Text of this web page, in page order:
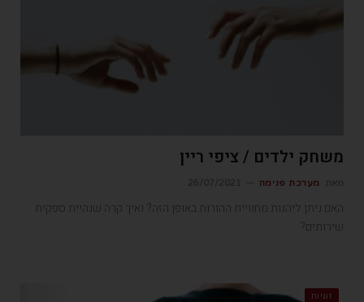
משחק ילדים / ציפי ריין
מערכת פנימה
האם ניתן ליהנות מחוויית ההורות באופן הזה? ואיך קרה שנהיית ספקית
שירותים?
זוגיות